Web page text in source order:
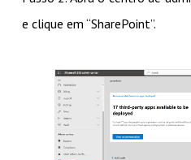
e clique em “SharePoint”.